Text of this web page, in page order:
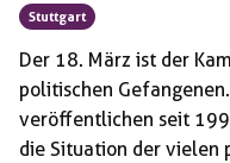
Stuttgart
Der 18. März ist der
politischen
veröffentlichen seit
die Situation der vielen